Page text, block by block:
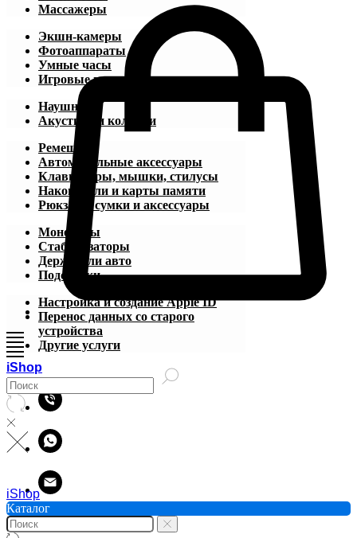
iShop
Массажеры
Экшн-камеры
Фотоаппараты
Умные часы
Игровые приставки
Наушники
Акустика и колонки
Ремешки
Автомобильные аксессуары
Клавиатуры, мышки, стилусы
Накопители и карты памяти
Рюкзаки, сумки и аксессуары
Моноподы
Стабилизаторы
Держатели авто
Подставки
Настройка и создание Apple ID
Перенос данных со старого
устройства
Другие услуги
iShop
Каталог